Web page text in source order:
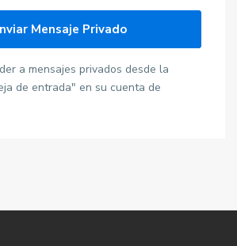
a mensajes privados desde la
de entrada" en su cuenta de